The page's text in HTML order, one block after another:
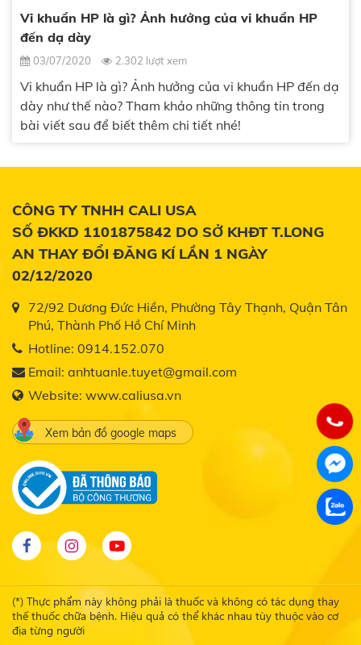
Vi khuẩn HP là gì? Ảnh hưởng của vi khuẩn HP
đến dạ dày
03/07/2020 2.302 lượt xem
Vi khuẩn HP là gì? Ảnh hưởng của vi khuẩn HP đến dạ
dày như thế nào? Tham khảo những thông tin trong
bài viết sau để biết thêm chi tiết nhé!
CÔNG TY TNHH CALI USA
SỐ ĐKKD 1101875842 DO SỞ KHĐT T.LONG
AN THAY ĐỔI ĐĂNG KÍ LẦN 1 NGÀY
02/12/2020
72/92 Dương Đức Hiền, Phường Tây Thạnh, Quận Tân
Phú, Thành Phố Hồ Chí Minh
Hotline: 0914.152.070
Email: anhtuanle.tuyet@gmail.com
Website: www.caliusa.vn
Xem bản đồ google maps
(*) Thực phẩm này không phải là thuốc và không có tác dụng thay
thế thuốc chữa bệnh. Hiệu quả có thể khác nhau tùy thuộc vào cơ
địa từng người